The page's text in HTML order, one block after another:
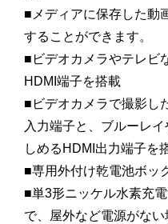
■メディアに保存した動
することができます。
■ビデオカメラやテレビ
HDMI端子を搭載
■ビデオカメラで撮影し
入力端子と、ブルーレ
しめるHDMI出力端子を
■専用外付け乾電池ボッ
■単3形ニッケル水素充
で、屋外など電源がない